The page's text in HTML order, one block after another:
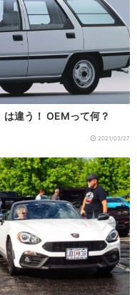
違う！ OEMって何？
2021/03/27